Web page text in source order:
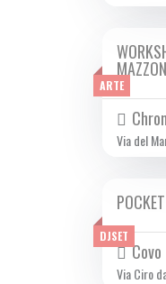
ARTE
DA
Via del
DJSET
DOM
Covo
Via Ciro